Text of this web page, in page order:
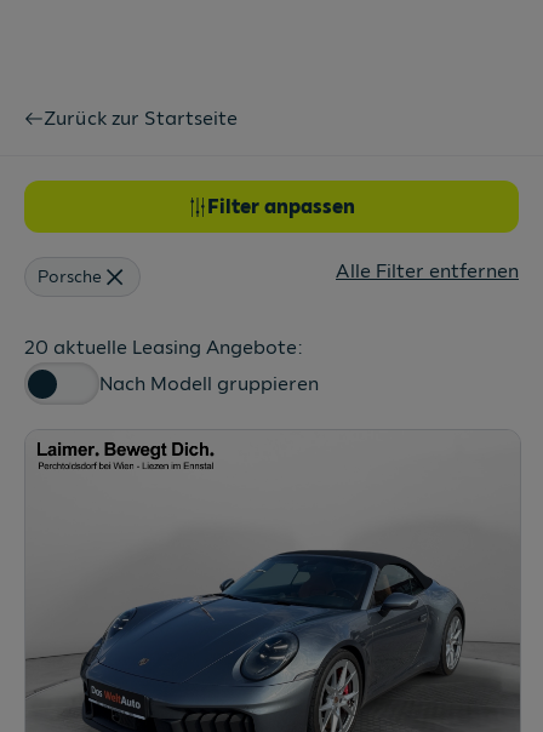
Zurück zur Startseite
Filter anpassen
Porsche Alle Filter entfernen
20 aktuelle Leasing Angebote:
Nach Modell gruppieren